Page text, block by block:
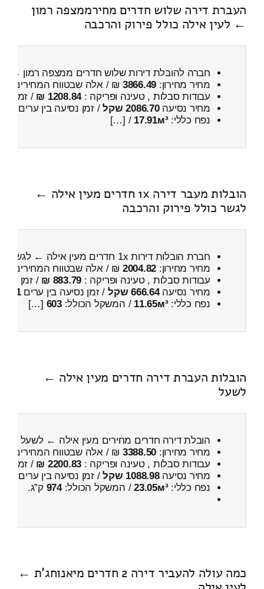
העברת דירה שלוש חדרים מחירממצפה רמון
← לעין אילה כולל פירוק והרכבה
חברה להובלת דירות שלוש חדרים ממצפה רמון ←
מחיר מחירון: 3866.49 ₪ / אלה שבטווח המחירים
עבודות סבלות , טעינה ופריקה :1208.84 ₪ / זמן :
מחיר נסיעה2086.70 שקל / זמן נסיעה בין ערים
נפח כללי:17.91м³
/ […]
הובלות מעבר דירה 1x חדרים מעין אילה ←
לגשר כולל פירוק והרכבה
חברת הובלות דירות 1x חדרים מעין אילה ← לגשר
מחיר מחירון: 2004.82 ₪ / אלה שבטווח המחירים
עבודות סבלות , טעינה ופריקה : 883.79 ₪ / זמן :
מחיר נסיעה666.64 שקל / זמן נסיעה בין ערים1 שעות , 0 דקות
נפח כללי:11.65м³ / המשקל הכולל:603
[…]
הובלות העברת דירה חדרים מעין אילה ←
לשעל
הובלת דירה חדרים מחירים מעין אילה ← לשעל
מחיר מחירון: 3388.50 ₪ / אלה שבטווח המחירים
עבודות סבלות , טעינה ופריקה : 2200.83 ₪ / זמן :
מחיר נסיעה1088.98 שקל / זמן נסיעה בין ערים
נפח כללי:23.05м³/ המשקל הכולל:974 ק”ג.
כמה עולה להעביר דירה 2 חדרים מיאנוחג'ת ←